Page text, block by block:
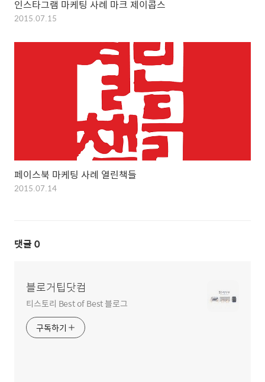
인스타그램 마케팅 사례 마크 제이콥스
2015.07.15
페이스북 마케팅 사례 열린책들
2015.07.14
댓글 0
블로거팁닷컴
티스토리 Best of Best 블로그
구독하기